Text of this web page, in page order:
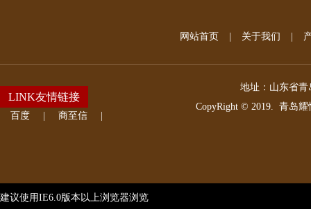
网站首页 关于我们
LINK友情链接
百度 商至信
地址： 山东省青
CopyRight © 2019. 青岛耀
建议使用IE6.0版本以上浏览器浏览